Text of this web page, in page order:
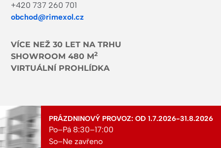
+420 737 260 701
obchod@rimexol.cz
VÍCE NEŽ 30 LET NA TRHU
SHOWROOM 480 M2
VIRTUÁLNÍ PROHLÍDKA
PRÁZDNINOVÝ PROVOZ: OD 1.7.2026-31.8.2026
Po–Pá 8:30–17:00
So–Ne zavřeno